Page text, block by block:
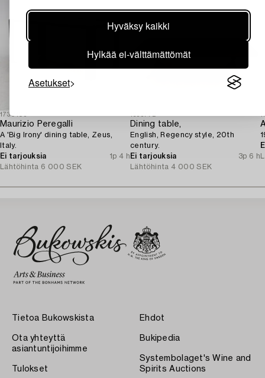
Hyväksy kaikki
Hylkää ei-välttämättömät
Asetukset
1730109
Maurizio Peregalli
A 'Big Irony' dining table, Zeus,
Italy.
Ei tarjouksia
1p 4 h
Lähtöhinta 6 000 SEK
1699772
Dining table,
English, Regency style, 20th
century.
Ei tarjouksia
3p 6 h
Lähtöhinta 4 000 SEK
Tietoa Bukowskista
Ota yhteyttä
asiantuntijoihimme
Tulokset
Ehdot
Bukipedia
Systembolaget's Wine and
Spirits Auctions